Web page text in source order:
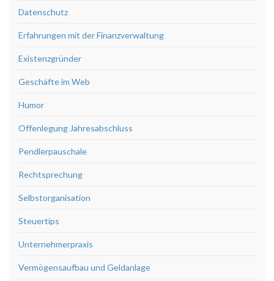
Datenschutz
Erfahrungen mit der Finanzverwaltung
Existenzgründer
Geschäfte im Web
Humor
Offenlegung Jahresabschluss
Pendlerpauschale
Rechtsprechung
Selbstorganisation
Steuertips
Unternehmerpraxis
Vermögensaufbau und Geldanlage